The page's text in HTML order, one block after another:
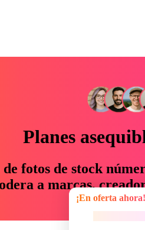
Planes
fotos de stock
a marcas,
un 76 %
¡En oferta ahora!